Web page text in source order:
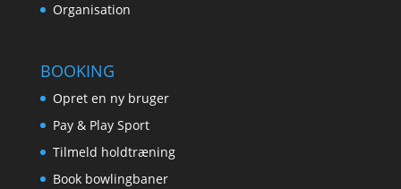
Organisation
BOOKING
Opret en ny bruger
Pay & Play Sport
Tilmeld holdtræning
Book bowlingbaner